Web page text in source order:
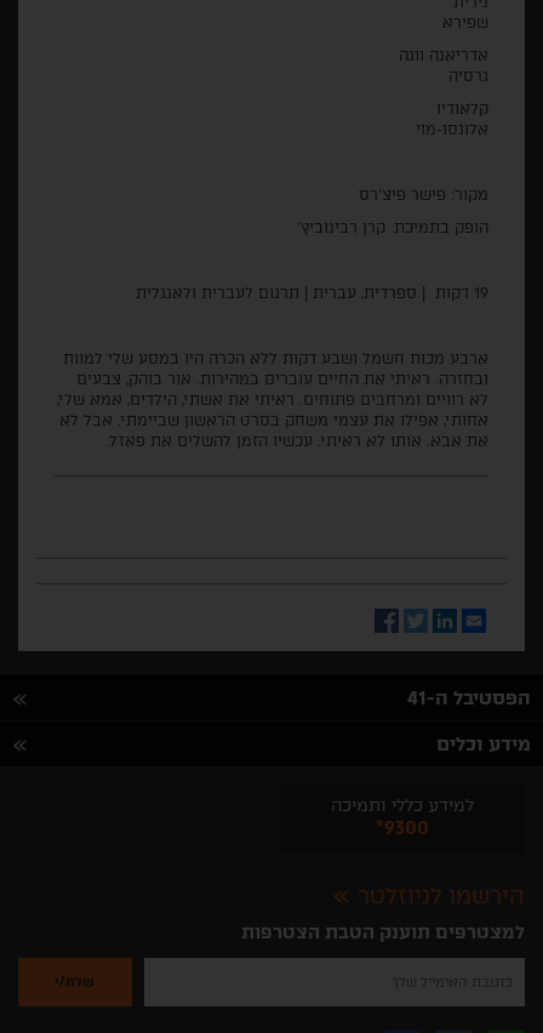
אדריאנה ווגה
גרסיה
קלאודיו
אלונסו-מוי
מקור: פישר פיצ׳רס
הופק בתמיכת: קרן רבינוביץ׳
19 דקות | ספרדית, עברית | תרגום לעברית ולאנגלית
ארבע מכות חשמל ושבע דקות ללא הכרה היו במסע שלי למוות
ובחזרה. ראיתי את החיים עוברים במהירות. אור בוהק, צבעים
לא רוויים ומרחבים פתוחים. ראיתי את אשתי, הילדים, אמא שלי,
אחותי, אפילו את עצמי משחק בסרט הראשון שביימתי. אבל לא
את אבא. אותו לא ראיתי. עכשיו הזמן להשלים את פאזל.
Email
LinkedIn
Twitter
Facebook
הפסטיבל ה-41
מידע וכלים
למידע כללי ותמיכה
*9300
הירשמו לניוזלטר
למצטרפים תוענק הטבת הצטרפות
להזין